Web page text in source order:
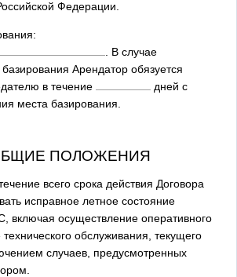
Федерации.
. В случае
Арендатор обязуется
в течение
дней с
места базирования.
ПОЛОЖЕНИЯ
всего срока действия Договора
исправное летное состояние
включая осуществление оперативного
технического обслуживания, текущего
случаев, предусмотренных